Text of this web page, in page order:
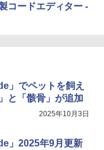
コードエディター -
」でペットを飼え
と「骸骨」が追加
2025年10月3日
」2025年9月更新